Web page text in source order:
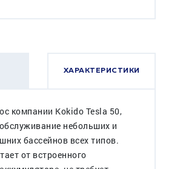
ХАРАКТЕРИСТИКИ
компании Kokido Tesla 50,
небольших и
бассейнов всех типов.
от встроенного